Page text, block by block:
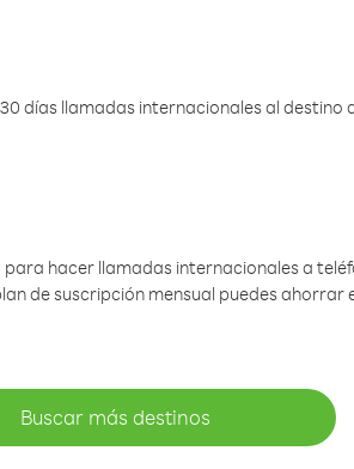
días llamadas internacionales al destino
hacer llamadas internacionales a
de suscripción mensual puedes ahorrar
Buscar más destinos